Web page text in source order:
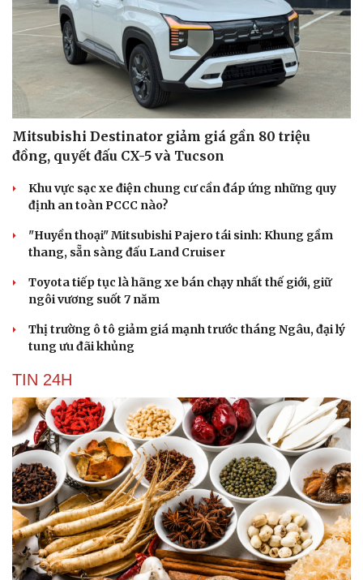
Mitsubishi Destinator giảm giá gần 80 triệu
đồng, quyết đấu CX-5 và Tucson
Khu vực sạc xe điện chung cư cần đáp ứng những quy
định an toàn PCCC nào?
"Huyền thoại" Mitsubishi Pajero tái sinh: Khung gầm
thang, sẵn sàng đấu Land Cruiser
Toyota tiếp tục là hãng xe bán chạy nhất thế giới, giữ
ngôi vương suốt 7 năm
Thị trường ô tô giảm giá mạnh trước tháng Ngâu, đại lý
tung ưu đãi khủng
TIN 24H